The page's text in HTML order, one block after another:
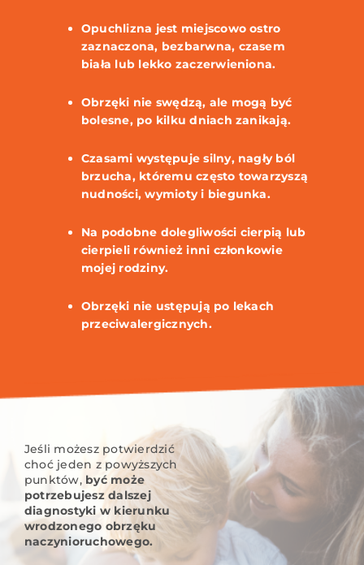
Opuchlizna jest miejscowo ostro
zaznaczona, bezbarwna, czasem
biała lub lekko zaczerwieniona.
Obrzęki nie swędzą, ale mogą być
bolesne, po kilku dniach zanikają.
Czasami występuje silny, nagły ból
brzucha, któremu często towarzyszą
nudności, wymioty i biegunka.
Na podobne dolegliwości cierpią lub
cierpieli również inni członkowie
mojej rodziny.
Obrzęki nie ustępują po lekach
przeciwalergicznych.
Jeśli możesz potwierdzić
choć jeden z powyższych
punktów, być może
potrzebujesz dalszej
diagnostyki w kierunku
wrodzonego obrzęku
naczynioruchowego.